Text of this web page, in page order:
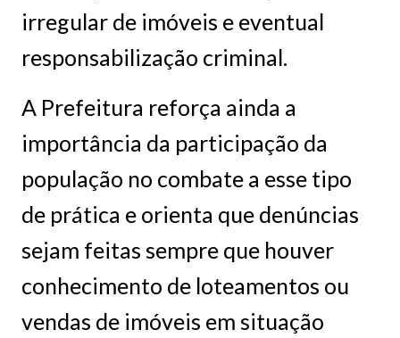
irregular de imóveis e eventual
responsabilização criminal.
A Prefeitura reforça ainda a
importância da participação da
população no combate a esse tipo
de prática e orienta que denúncias
sejam feitas sempre que houver
conhecimento de loteamentos ou
vendas de imóveis em situação